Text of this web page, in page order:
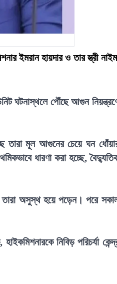
ইমরান হায়দার ও তার স্ত্রী
ঘটনাস্থলে পৌঁছে আগুন
তারা মূল আগুনের চেয়ে ঘন
ধারণা করা হচ্ছে,
তারা অসুস্থ হয়ে পড়েন। পরে
নিবিড় পরিচর্যা